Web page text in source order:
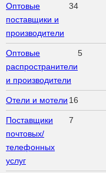
Оптовые
поставщики и
производители
34
Оптовые
распространители
и производители
5
Отели и мотели 16
Поставщики
почтовых/
телефонных
услуг
7